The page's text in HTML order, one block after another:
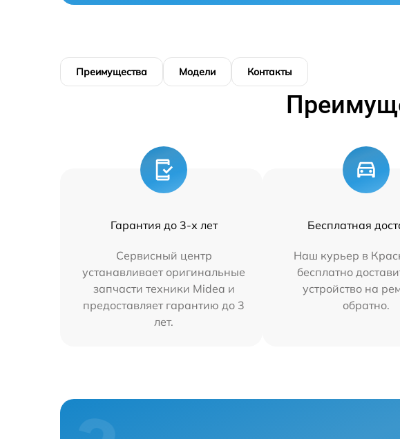
Преимущества Модели Контакты
Гарантия до 3-х лет
Сервисный центр
устанавливает оригинальные
запчасти техники Midea и
предоставляет гарантию до 3
лет.
Бесплатная
Наш курьер в
бесплатно
устройство на
обратно.